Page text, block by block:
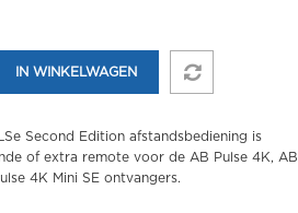
IN WINKELWAGEN
Second Edition afstandsbediening is
of extra remote voor de AB Pulse 4K, AB
4K Mini SE ontvangers.